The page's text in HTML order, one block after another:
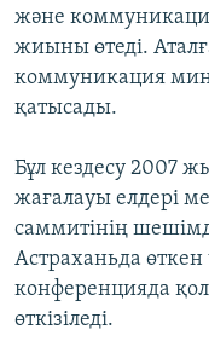
АРНАЙЫ ЖОБАЛАР
Русский
Басқа тілдерде
және
жиыны өтеді.
коммуникация
қатысады.
Бұл кездесу 2007
жағалауы елдері
саммитінің
Астраханьда
конференцияда
өткізіледі.